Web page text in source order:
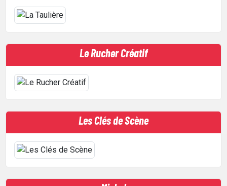
Le Rucher Créatif
Les Clés de Scène